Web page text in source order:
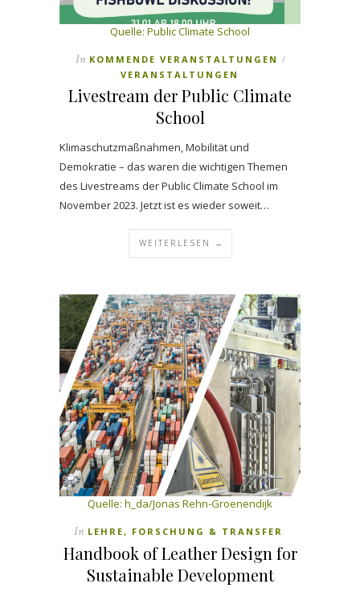
Quelle: Public Climate School
In KOMMENDE VERANSTALTUNGEN /
VERANSTALTUNGEN
Livestream der Public Climate
School
Klimaschutzmaßnahmen, Mobilität und
Demokratie – das waren die wichtigen Themen
des Livestreams der Public Climate School im
November 2023. Jetzt ist es wieder soweit…
WEITERLESEN →
Quelle: h_da/Jonas Rehn-Groenendijk
In LEHRE, FORSCHUNG & TRANSFER
Handbook of Leather Design for
Sustainable Development